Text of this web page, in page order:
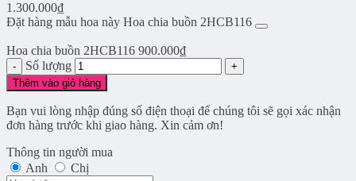
1.300.000₫
Đặt hàng mẫu hoa này Hoa chia buồn 2HCB116
Hoa chia buồn 2HCB116 900.000₫
Số lượng
Thêm vào giỏ hàng
Bạn vui lòng nhập đúng số điện thoại để chúng tôi sẽ gọi xác nhận
đơn hàng trước khi giao hàng. Xin cảm ơn!
Thông tin người mua
Anh
Chị